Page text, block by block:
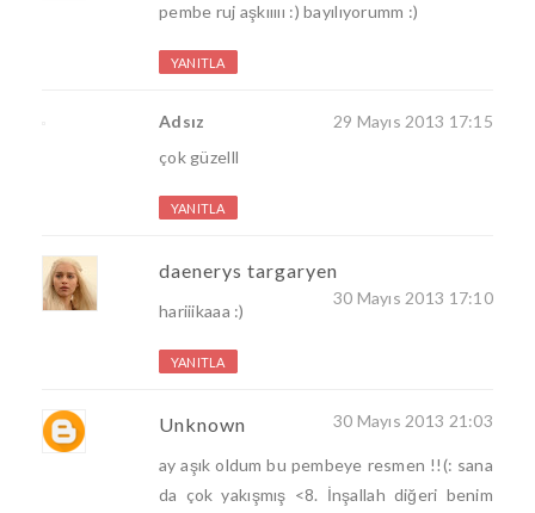
pembe ruj aşkııııı :) bayılıyorumm :)
YANITLA
Adsız
29 Mayıs 2013 17:15
çok güzelll
YANITLA
daenerys targaryen
30 Mayıs 2013 17:10
hariiikaaa :)
YANITLA
Unknown 30 Mayıs 2013 21:03
ay aşık oldum bu pembeye resmen !!(: sana
da çok yakışmış <8. İnşallah diğeri benim